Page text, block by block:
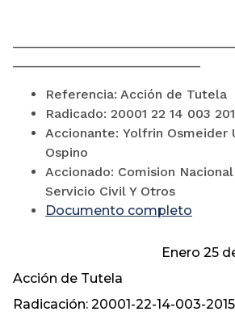
Referencia: Acción de Tutela
Radicado: 20001 22 14 003
Accionante: Yolfrin Osmeider
Ospino
Accionado: Comision
Servicio Civil Y Otros
Documento completo
Enero 25 de
Acción de Tutela
Radicación: 20001-22-14-003-